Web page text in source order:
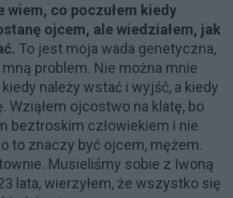
wiem, co poczułem kiedy
ojcem, ale wiedziałem, jak
To jest moja wada genetyczna,
problem. Nie można mnie
należy wstać i wyjść, a kiedy
Wziąłem ojcostwo na klatę, bo
beztroskim człowiekiem i nie
to znaczy być ojcem, mężem.
Musieliśmy sobie z Iwoną
lata, wierzyłem, że wszystko się